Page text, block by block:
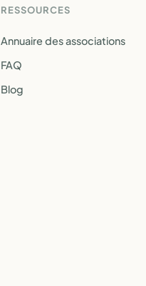
RESSOURCES
Annuaire des associations
FAQ
Blog